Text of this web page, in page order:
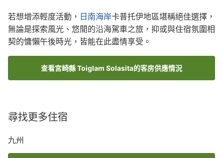
若想增添輕度活動， 日南海岸卡普托伊地區堪稱絕佳選擇，
無論是探索風光、悠閒的沿海駕車之旅，抑或與住宿氛圍相
契的慵懶午後時光，皆能在此盡情享受。
查看宮崎縣 Toiglam Solasita的客房供應情況
尋找更多住宿
九州